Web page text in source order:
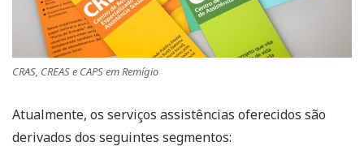
CRAS, CREAS e CAPS em Remígio
Atualmente, os serviços assistências oferecidos são
derivados dos seguintes segmentos: